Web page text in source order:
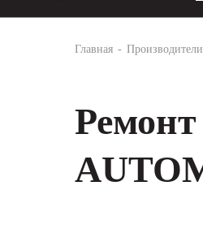
Главная